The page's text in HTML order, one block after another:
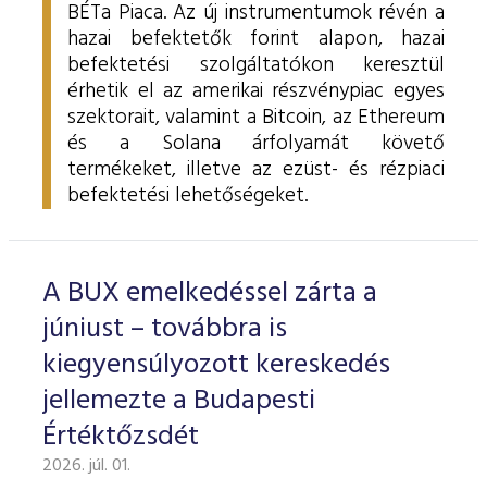
BÉTa Piaca. Az új instrumentumok révén a
hazai befektetők forint alapon, hazai
befektetési szolgáltatókon keresztül
érhetik el az amerikai részvénypiac egyes
szektorait, valamint a Bitcoin, az Ethereum
és a Solana árfolyamát követő
termékeket, illetve az ezüst- és rézpiaci
befektetési lehetőségeket.
A BUX emelkedéssel zárta a
júniust – továbbra is
kiegyensúlyozott kereskedés
jellemezte a Budapesti
Értéktőzsdét
2026. júl. 01.